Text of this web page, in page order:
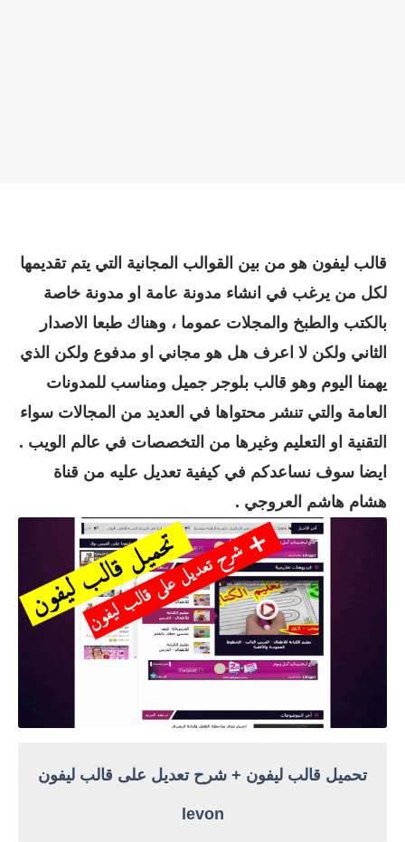
قالب ليفون هو من بين القوالب المجانية التي يتم تقديمها
لكل من يرغب في انشاء مدونة عامة او مدونة خاصة
بالكتب والطبخ والمجلات عموما ، وهناك طبعا الاصدار
الثاني ولكن لا اعرف هل هو مجاني او مدفوع ولكن الذي
يهمنا اليوم وهو قالب بلوجر جميل ومناسب للمدونات
العامة والتي تنشر محتواها في العديد من المجالات سواء
التقنية او التعليم وغيرها من التخصصات في عالم الويب .
ايضا سوف نساعدكم في كيفية تعديل عليه من قناة
هشام هاشم العروجي .
تحميل قالب ليفون + شرح تعديل على قالب ليفون
levon